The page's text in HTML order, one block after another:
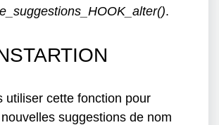
.
utiliser cette fonction pour
suggestions de nom